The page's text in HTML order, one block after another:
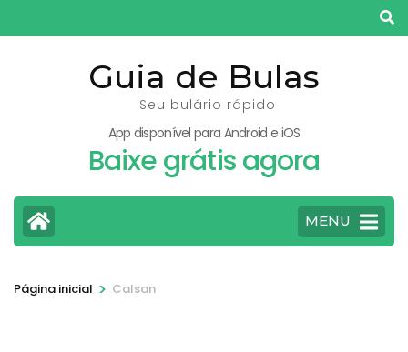
para
Guia de Bulas
Seu bulário rápido
App disponível para Android e iOS
Baixe grátis agora
MENU
Página inicial > Calsan